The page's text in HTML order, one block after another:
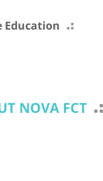
Education
NOVA FCT